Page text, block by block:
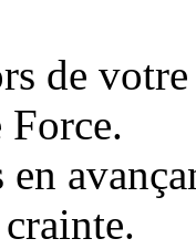
de
Force.